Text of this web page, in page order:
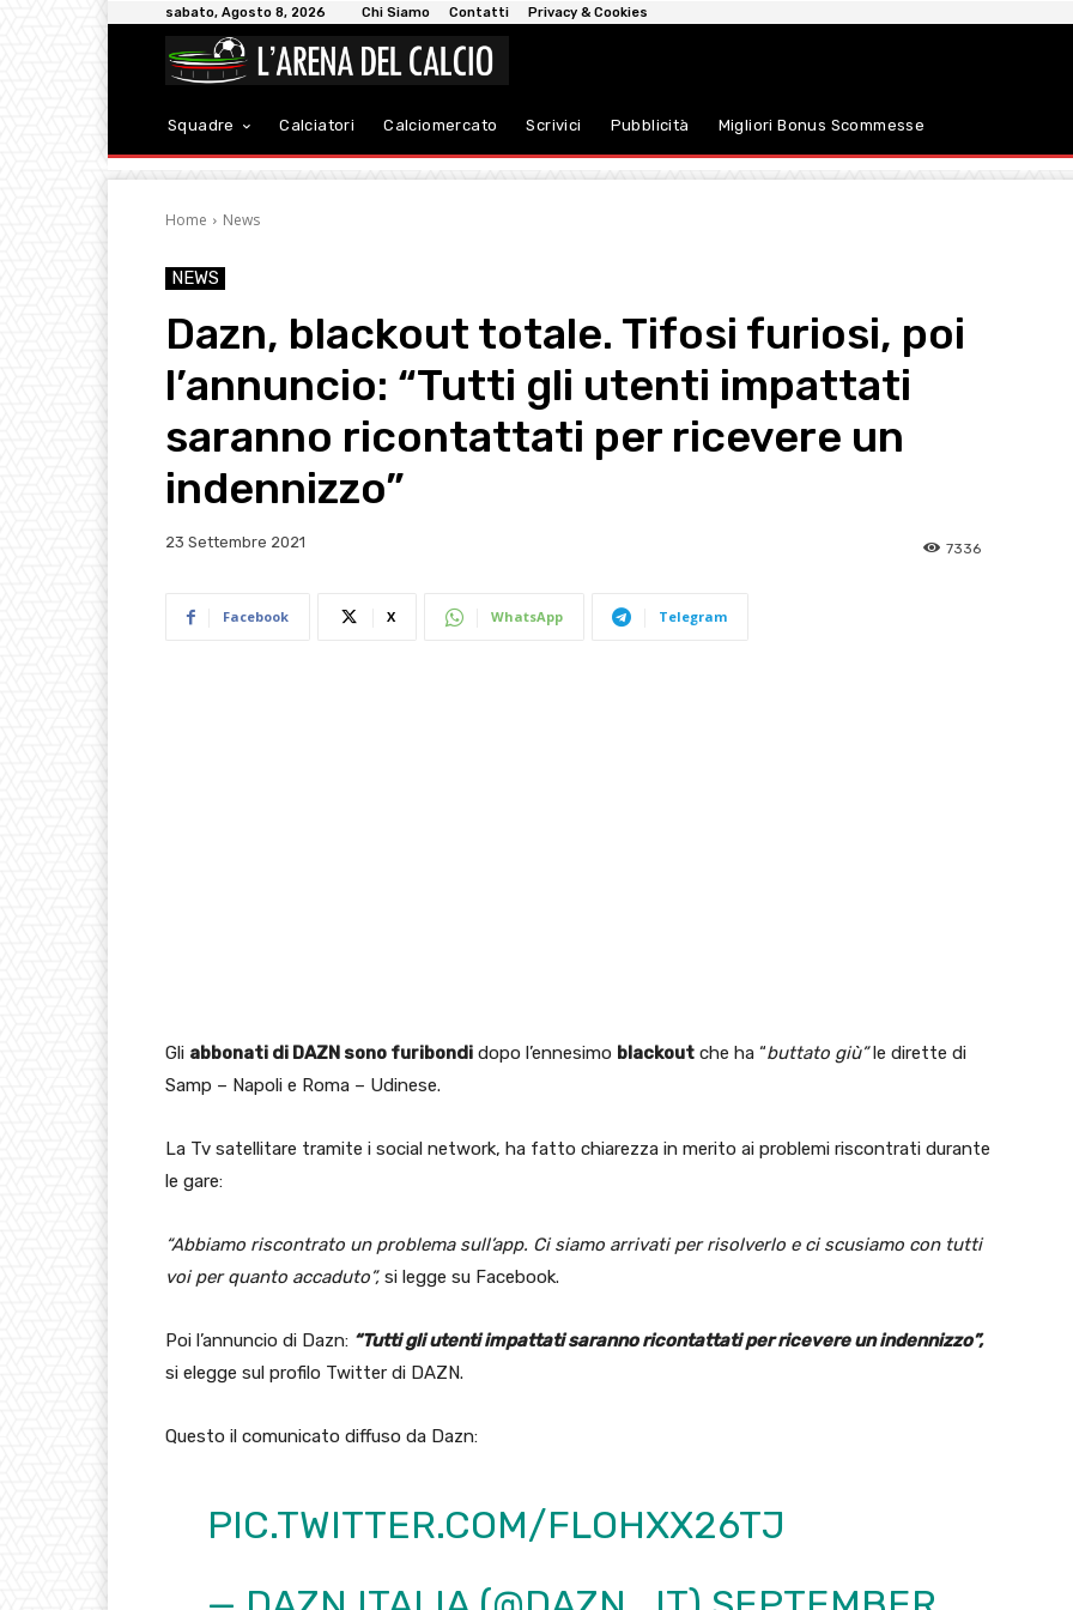
sabato, Agosto 8, 2026 Chi Siamo Contatti Privacy & Cookies
Squadre Calciatori Calciomercato Scrivici Pubblicità Migliori Bonus Scommesse
Home News
NEWS
Dazn, blackout totale. Tifosi furiosi, poi
l’annuncio: “Tutti gli utenti impattati
saranno ricontattati per ricevere un
indennizzo”
23 Settembre 2021 7336
Facebook X WhatsApp Telegram
Gli abbonati di DAZN sono furibondi dopo l’ennesimo blackout che ha “buttato giù”le dirette di
Samp – Napoli e Roma – Udinese.
La Tv satellitare tramite i social network, ha fatto chiarezza in merito ai problemi riscontrati durante
le gare:
“Abbiamo riscontrato un problema sull’app. Ci siamo arrivati per risolverlo e ci scusiamo con tutti
voi per quanto accaduto”, si legge su Facebook.
Poi l’annuncio di Dazn: “Tutti gli utenti impattati saranno ricontattati per ricevere un indennizzo”,
si elegge sul profilo Twitter di DAZN.
Questo il comunicato diffuso da Dazn:
PIC.TWITTER.COM/FLOHXX26TJ